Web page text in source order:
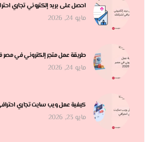
احصل على بريد إلكتروني تجاري
مايو 24, 2026
طريقة عمل متجر إلكتروني في مصر في
مايو 24, 2026
كيفية عمل ويب سايت تجاري
مايو 23, 2026